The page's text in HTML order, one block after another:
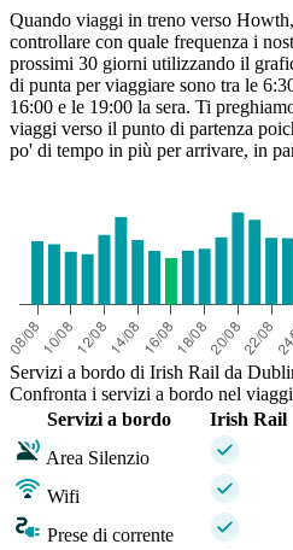
Quando viaggi in treno verso
controllare con quale frequenza i
prossimi 30 giorni utilizzando il
di punta per viaggiare sono tra le
16:00 e le 19:00 la sera. Ti
viaggi verso il punto di partenza
po' di tempo in più per arrivare, in
Servizi a bordo di Irish Rail da
Confronta i servizi a bordo nel
Servizi a bordo
Irish Rail
Area Silenzio
Wifi
Prese di corrente